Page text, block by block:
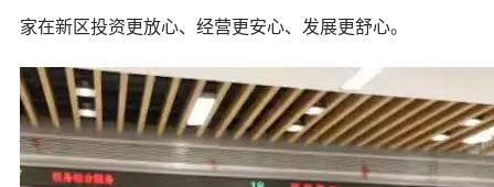
家在新区投资更放心、经营更安心、发展更舒心。